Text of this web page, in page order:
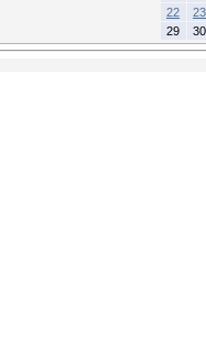
22
23
29
30